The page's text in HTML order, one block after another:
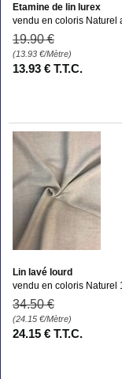
Etamine de lin lurex
vendu en coloris Naturel
19.90 €
(13.93 €/Mètre)
13.93 € T.T.C.
Lin lavé lourd
vendu en coloris Naturel
34.50 €
(24.15 €/Mètre)
24.15 € T.T.C.